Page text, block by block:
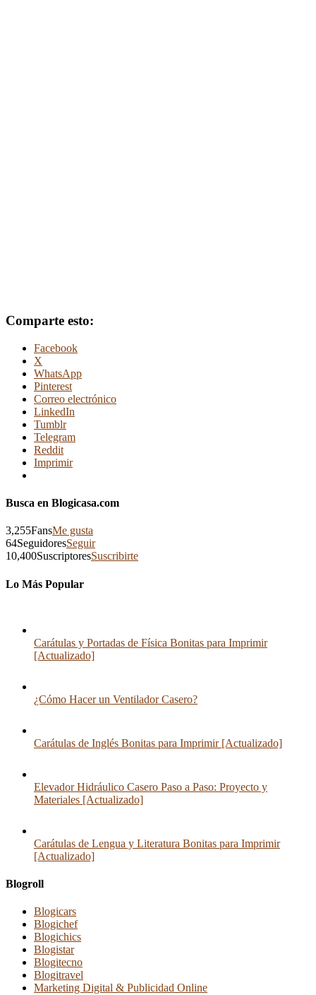
Comparte esto:
Facebook
X
WhatsApp
Pinterest
Correo electrónico
LinkedIn
Tumblr
Telegram
Reddit
Imprimir
Busca en Blogicasa.com
3,255FansMe gusta
64SeguidoresSeguir
10,400SuscriptoresSuscribirte
Lo Más Popular
Carátulas y Portadas de Física Bonitas para Imprimir
[Actualizado]
¿Cómo Hacer un Ventilador Casero?
Carátulas de Inglés Bonitas para Imprimir [Actualizado]
Elevador Hidráulico Casero Paso a Paso: Proyecto y
Materiales [Actualizado]
Carátulas de Lengua y Literatura Bonitas para Imprimir
[Actualizado]
Blogroll
Blogicars
Blogichef
Blogichics
Blogistar
Blogitecno
Blogitravel
Marketing Digital & Publicidad Online